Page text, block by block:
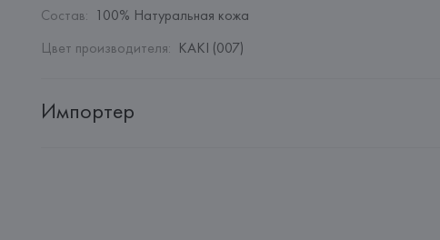
Состав: 100% Натуральная кожа
Цвет производителя: KAKI (007)
Импортер